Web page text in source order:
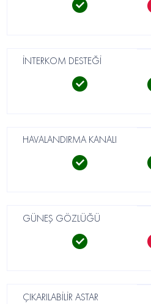
İNTERKOM DESTEĞİ
HAVALANDIRMA KANALI
GÜNEŞ GÖZLÜĞÜ
ÇIKARILABİLİR ASTAR